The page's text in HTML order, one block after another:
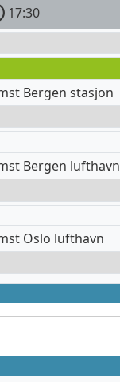
17:30
Bergen stasjon
Bergen lufthavn
Oslo lufthavn